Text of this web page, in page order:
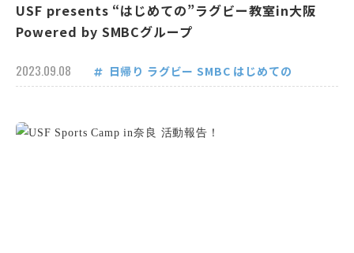
USF presents “はじめての”ラグビー教室in大阪
Powered by SMBCグループ
2023.09.08 日帰り ラグビー SMBC はじめての